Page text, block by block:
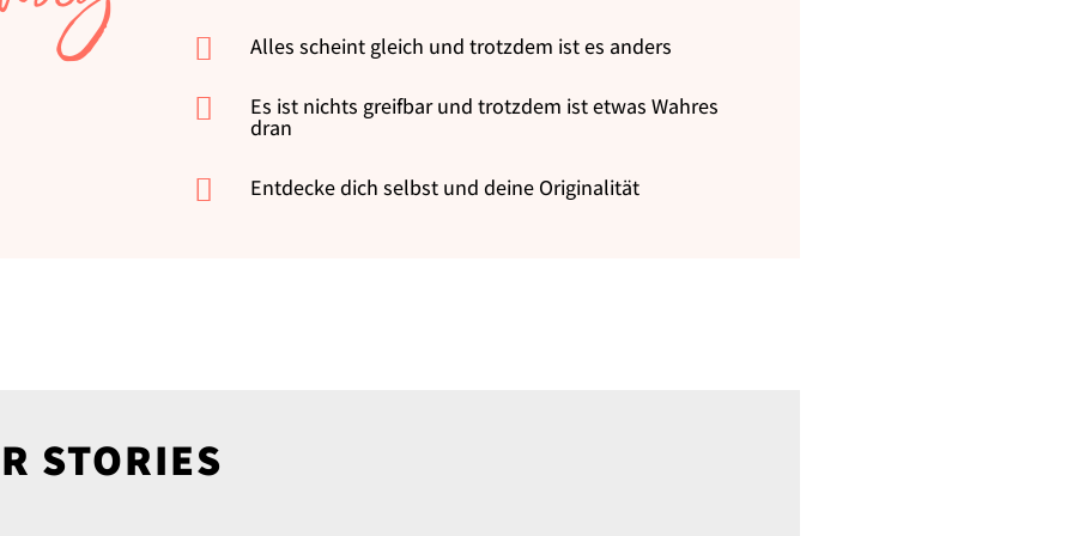
 Alles scheint gleich und trotzdem ist es anders
 Es ist nichts greifbar und trotzdem ist etwas Wahres
dran
 Entdecke dich selbst und deine Originalität
STORIES